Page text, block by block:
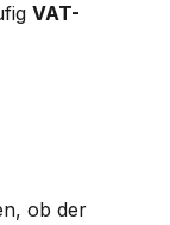
VAT-
ob der